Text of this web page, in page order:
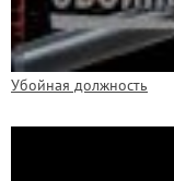
Убойная должность